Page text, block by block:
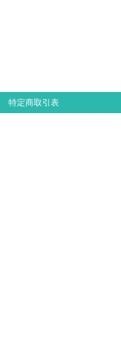
特定商取引表